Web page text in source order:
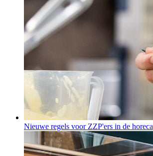
Nieuwe regels voor ZZP'ers in de horeca